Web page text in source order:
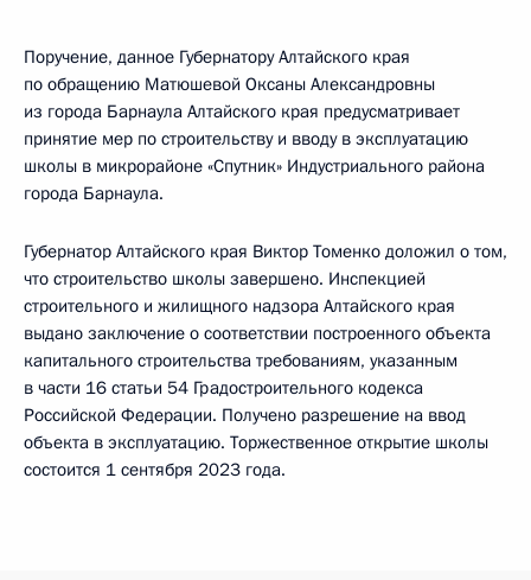
Поручение, данное Губернатору Алтайского края
по обращению Матюшевой Оксаны Александровны
из города Барнаула Алтайского края предусматривает
принятие мер по строительству и вводу в эксплуатацию
школы в микрорайоне «Спутник» Индустриального района
города Барнаула.
Губернатор Алтайского края Виктор Томенко доложил о том,
что строительство школы завершено. Инспекцией
строительного и жилищного надзора Алтайского края
выдано заключение о соответствии построенного объекта
капитального строительства требованиям, указанным
в части 16 статьи 54 Градостроительного кодекса
Российской Федерации. Получено разрешение на ввод
объекта в эксплуатацию. Торжественное открытие школы
состоится 1 сентября 2023 года.